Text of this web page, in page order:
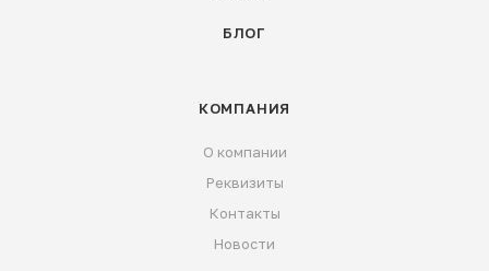
БЛОГ
КОМПАНИЯ
О компании
Реквизиты
Контакты
Новости